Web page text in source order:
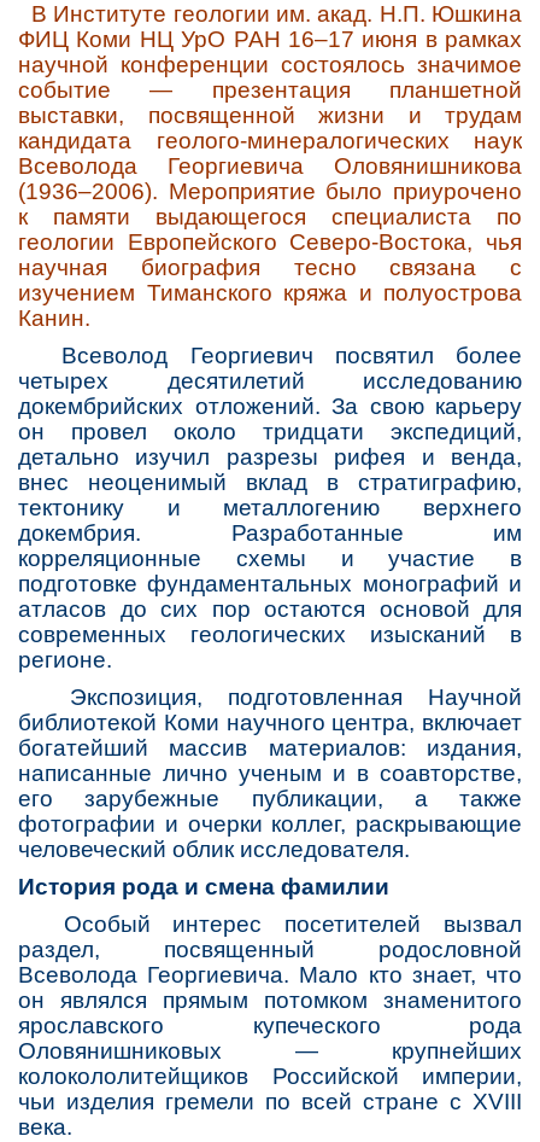
В Институте геологии им. акад. Н.П. Юшкина
ФИЦ Коми НЦ УрО РАН 16–17 июня в рамках
научной конференции состоялось значимое
событие — презентация планшетной
выставки, посвященной жизни и трудам
кандидата геолого-минералогических наук
Всеволода Георгиевича Оловянишникова
(1936–2006). Мероприятие было приурочено
к памяти выдающегося специалиста по
геологии Европейского Северо-Востока, чья
научная биография тесно связана с
изучением Тиманского кряжа и полуострова
Канин.
Всеволод Георгиевич посвятил более
четырех десятилетий исследованию
докембрийских отложений. За свою карьеру
он провел около тридцати экспедиций,
детально изучил разрезы рифея и венда,
внес неоценимый вклад в стратиграфию,
тектонику и металлогению верхнего
докембрия. Разработанные им
корреляционные схемы и участие в
подготовке фундаментальных монографий и
атласов до сих пор остаются основой для
современных геологических изысканий в
регионе.
Экспозиция, подготовленная Научной
библиотекой Коми научного центра, включает
богатейший массив материалов: издания,
написанные лично ученым и в соавторстве,
его зарубежные публикации, а также
фотографии и очерки коллег, раскрывающие
человеческий облик исследователя.
История рода и смена фамилии
Особый интерес посетителей вызвал
раздел, посвященный родословной
Всеволода Георгиевича. Мало кто знает, что
он являлся прямым потомком знаменитого
ярославского купеческого рода
Оловянишниковых — крупнейших
колокололитейщиков Российской империи,
чьи изделия гремели по всей стране с XVIII
века.